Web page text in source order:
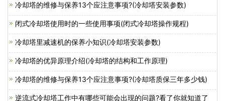
冷却塔的维修与保养13个应注意事项?(冷却塔安装参数)
闭式冷却塔使用时的一些使用事项(闭式冷却塔操作规程)
冷却塔里减速机的保养小知识(冷却塔安装参数)
冷却塔的优异原理介绍(冷却塔的结构和工作原理)
冷却塔的维修与保养13个应注意事项?(冷却塔质保三年多少钱)
逆流式冷却塔工作中有哪些可能会出现的问题?看了你就知道了